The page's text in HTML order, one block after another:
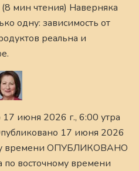
мин чтения) Наверняка
одну: зависимость от
реальна и
июня 2026 г., 6:00 утра
17 июня 2026
времени ОПУБЛИКОВАНО
по восточному времени